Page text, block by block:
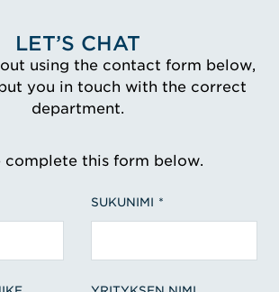
LET’S CHAT
using the contact form below,
you in touch with the correct
department.
complete this form below.
SUKUNIMI